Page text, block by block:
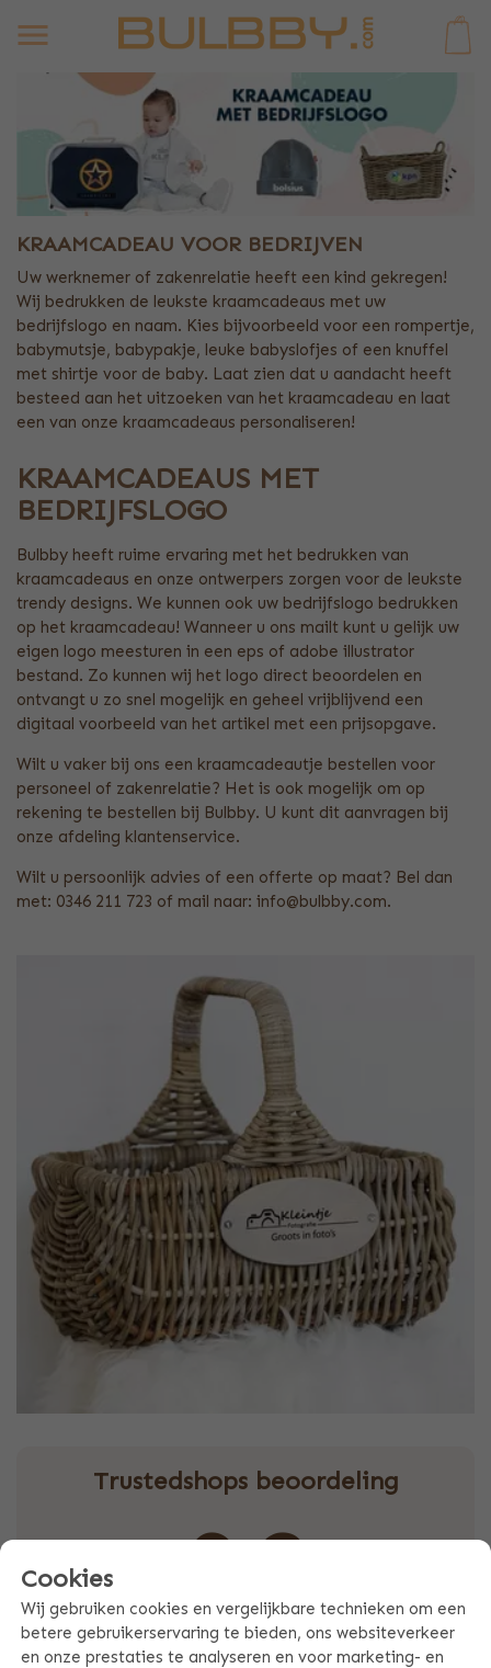
KRAAMCADEAU VOOR BEDRIJVEN
Uw werknemer of zakenrelatie heeft een kind gekregen!
Wij bedrukken de leukste kraamcadeaus met uw
bedrijfslogo en naam. Kies bijvoorbeeld voor een rompertje,
babymutsje, babypakje, leuke babyslofjes of een knuffel
met shirtje voor de baby. Laat zien dat u aandacht heeft
besteed aan het uitzoeken van het kraamcadeau en laat
een van onze kraamcadeaus personaliseren!
KRAAMCADEAUS MET
BEDRIJFSLOGO
Bulbby heeft ruime ervaring met het bedrukken van
kraamcadeaus en onze ontwerpers zorgen voor de leukste
trendy designs. We kunnen ook uw bedrijfslogo bedrukken
op het kraamcadeau! Wanneer u ons mailt kunt u gelijk uw
eigen logo meesturen in een eps of adobe illustrator
bestand. Zo kunnen wij het logo direct beoordelen en
ontvangt u zo snel mogelijk en geheel vrijblijvend een
digitaal voorbeeld van het artikel met een prijsopgave.
Wilt u vaker bij ons een kraamcadeautje bestellen voor
personeel of zakenrelatie? Het is ook mogelijk om op
rekening te bestellen bij Bulbby. U kunt dit aanvragen bij
onze afdeling klantenservice.
Wilt u persoonlijk advies of een offerte op maat? Bel dan
met: 0346 211 723 of mail naar: info@bulbby.com.
Trustedshops beoordeling
9.2
Gebaseerd op 18368 klantreviews
Cookies
Wij gebruiken cookies en vergelijkbare technieken om een
betere gebruikerservaring te bieden, ons websiteverkeer
en onze prestaties te analyseren en voor marketing- en